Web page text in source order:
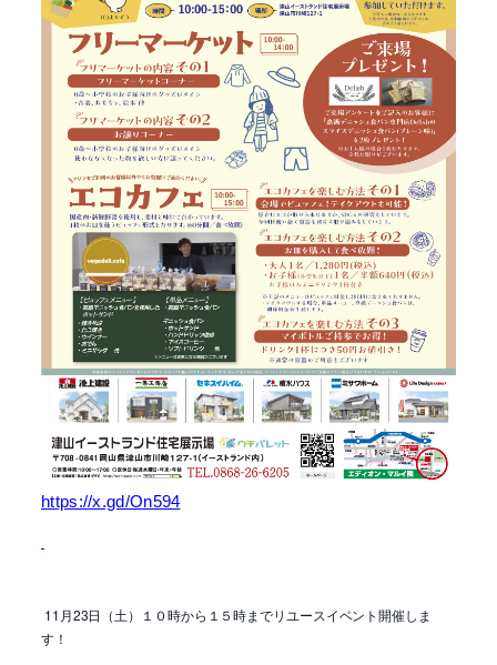
https://x.gd/On594
11月23日（土）１０時から１５時までリユースイベント開催しま
す！